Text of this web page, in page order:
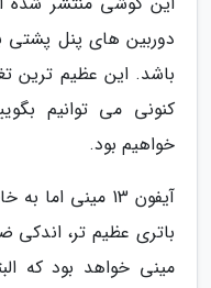
دوربین های پنل
باشد. این عظیم ترین
خواهیم بود.
آیفون 13 مینی
مینی خواهد بود که